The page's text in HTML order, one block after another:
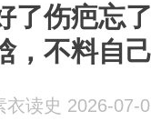
了伤疤忘
，不料自
衣读史 2026-07-